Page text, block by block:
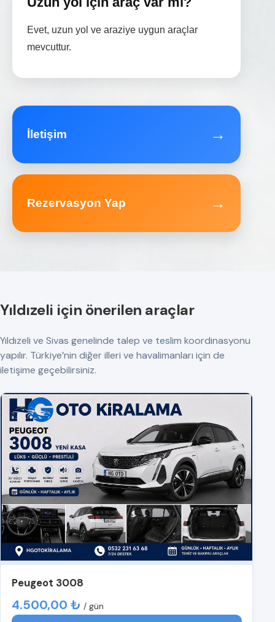
Evet, uzun yol ve araziye uygun araçlar
mevcuttur.
İletişim →
Rezervasyon Yap →
Yıldızeli için önerilen araçlar
Yıldızeli ve Sivas genelinde talep ve teslim koordinasyonu
yapılır. Türkiye’nin diğer illeri ve havalimanları için de
iletişime geçebilirsiniz.
Peugeot 3008
4.500,00 ₺ / gün